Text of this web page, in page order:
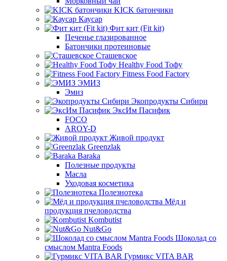
KICK батончики
Каусар
Фит кит (Fit kit)
Печенье глазированное
Батончики протеиновые
Сташевское
Healthy Food Тофу
Fitness Food Factory
ЭМИЗ
Эмиз
Экопродукты Сибири
ЭксИм Пасифик
FOCO
AROY-D
Живой продукт
Greenzlak
Baraka
Полезные продукты
Масла
Уходовая косметика
Полезнотека
Мёд и
продукция пчеловодства
Kombutist
Nut&Go
Шоколад со
смыслом Mantra Foods
Гурмикс VITA BAR